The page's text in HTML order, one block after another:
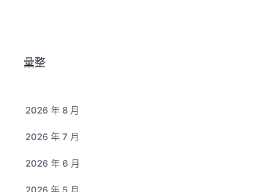
彙整
2026 年 8 月
2026 年 7 月
2026 年 6 月